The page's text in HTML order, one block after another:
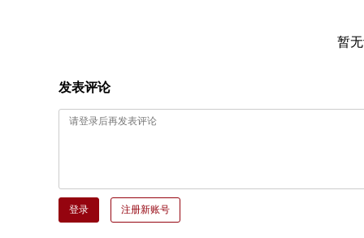
暂
发表评论
登录 注册新账号